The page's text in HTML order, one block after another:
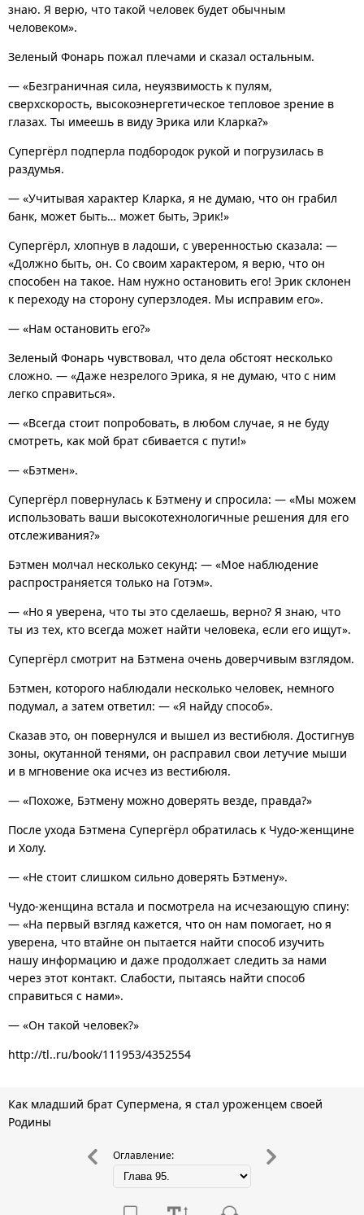
знаю. Я верю, что такой человек будет обычным
человеком».
Зеленый Фонарь пожал плечами и сказал остальным.
— «Безграничная сила, неуязвимость к пулям,
сверхскорость, высокоэнергетическое тепловое зрение в
глазах. Ты имеешь в виду Эрика или Кларка?»
Супергёрл подперла подбородок рукой и погрузилась в
раздумья.
— «Учитывая характер Кларка, я не думаю, что он грабил
банк, может быть… может быть, Эрик!»
Супергёрл, хлопнув в ладоши, с уверенностью сказала: —
«Должно быть, он. Со своим характером, я верю, что он
способен на такое. Нам нужно остановить его! Эрик склонен
к переходу на сторону суперзлодея. Мы исправим его».
— «Нам остановить его?»
Зеленый Фонарь чувствовал, что дела обстоят несколько
сложно. — «Даже незрелого Эрика, я не думаю, что с ним
легко справиться».
— «Всегда стоит попробовать, в любом случае, я не буду
смотреть, как мой брат сбивается с пути!»
— «Бэтмен».
Супергёрл повернулась к Бэтмену и спросила: — «Мы можем
использовать ваши высокотехнологичные решения для его
отслеживания?»
Бэтмен молчал несколько секунд: — «Мое наблюдение
распространяется только на Готэм».
— «Но я уверена, что ты это сделаешь, верно? Я знаю, что
ты из тех, кто всегда может найти человека, если его ищут».
Супергёрл смотрит на Бэтмена очень доверчивым взглядом.
Бэтмен, которого наблюдали несколько человек, немного
подумал, а затем ответил: — «Я найду способ».
Сказав это, он повернулся и вышел из вестибюля. Достигнув
зоны, окутанной тенями, он расправил свои летучие мыши
и в мгновение ока исчез из вестибюля.
— «Похоже, Бэтмену можно доверять везде, правда?»
После ухода Бэтмена Супергёрл обратилась к Чудо-женщине
и Холу.
— «Не стоит слишком сильно доверять Бэтмену».
Чудо-женщина встала и посмотрела на исчезающую спину:
— «На первый взгляд кажется, что он нам помогает, но я
уверена, что втайне он пытается найти способ изучить
нашу информацию и даже продолжает следить за нами
через этот контакт. Слабости, пытаясь найти способ
справиться с нами».
— «Он такой человек?»
http://tl..ru/book/111953/4352554
Как младший брат Супермена, я стал уроженцем своей
Родины
Оглавление: